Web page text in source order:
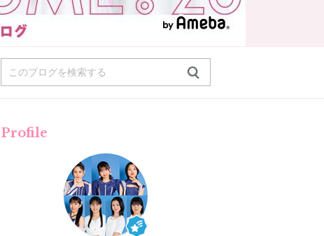
Profile